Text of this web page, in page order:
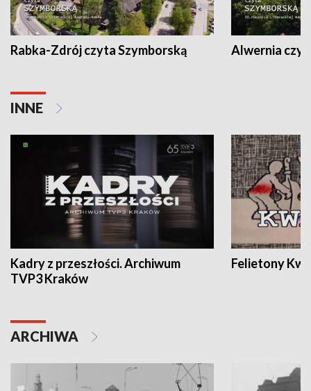
Rabka-Zdrój czyta Szymborską Alwernia
INNE
Kadry z przeszłości. Archiwum
TVP3 Kraków
Felietony
ARCHIWA